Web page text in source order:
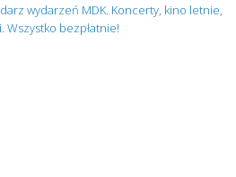
wydarzeń MDK. Koncerty, kino letnie,
Wszystko bezpłatnie!